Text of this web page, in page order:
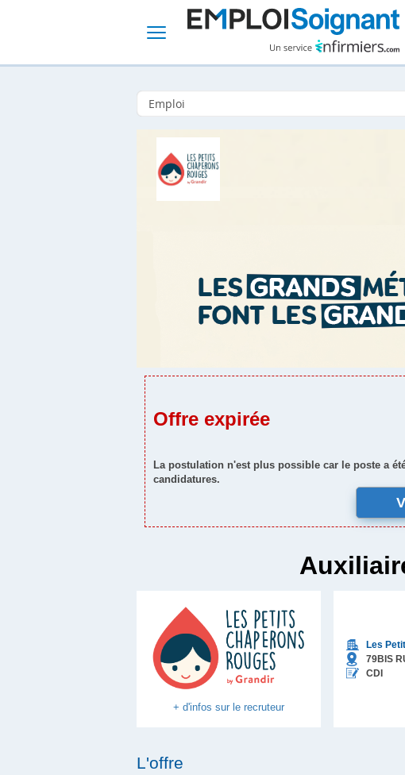
Offre expirée
La postulation n'est plus possible car le poste a
candidatures.
+ d'infos sur le recruteur
Les
79BIS
CDI
L'offre